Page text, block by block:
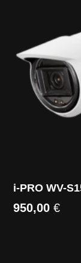
i-PRO WV-
950,00€